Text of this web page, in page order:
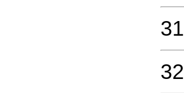
31
32